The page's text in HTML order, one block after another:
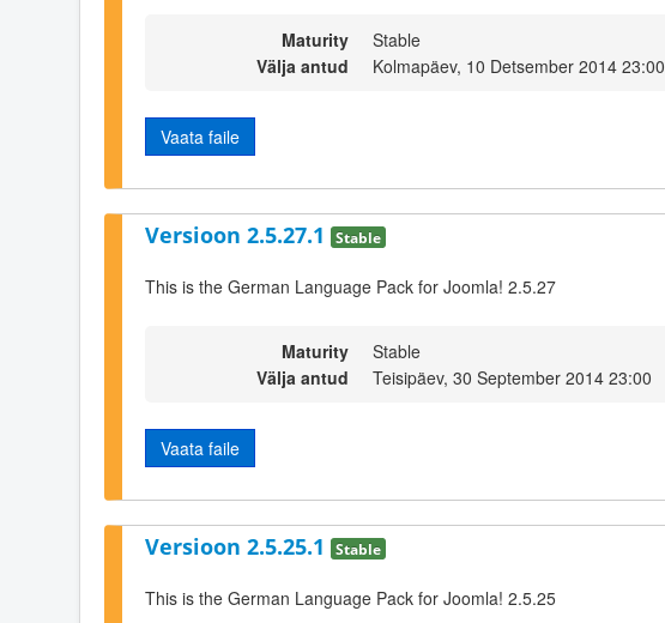
Maturity
Stable
Välja antud
Kolmapäev, 10 Detsember 2014 23:00
Vaata faile
Versioon 2.5.27.1 Stable
This is the German Language Pack for Joomla! 2.5.27
Maturity
Stable
Välja antud
Teisipäev, 30 September 2014 23:00
Vaata faile
Versioon 2.5.25.1 Stable
This is the German Language Pack for Joomla! 2.5.25